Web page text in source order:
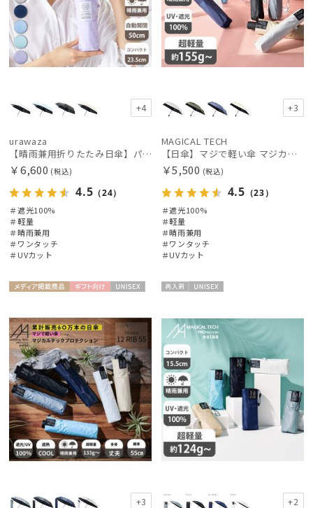
ブランド
傘機能
手袋・アームカバー
その他
カラー
価格・割引率
販売状況
入荷状況
+4
urawaza
【晴雨兼用折りたたみ日傘】パッとさして、サッとしまえる傘コワザ(kowaza) プレーン 50 遮光100% UV100% 自動開閉傘 ワンタッチ
￥6,600 (税込)
4.5 （24）
＃遮光100%
＃軽量
＃晴雨兼用
＃ワンタッチ
＃UVカット
+3
MAGICAL TECH
【日傘】マジで軽い傘 マジカルテックプロテクション(MAGICAL TECH PROTECTION) 50cm 晴雨兼用傘自動開閉折りたたみ日傘 一級遮光100% UV 軽量 機能性 人気
￥5,500 (税込)
4.5 （23）
＃遮光100%
＃軽量
＃晴雨兼用
＃ワンタッチ
＃UVカット
+3 +2